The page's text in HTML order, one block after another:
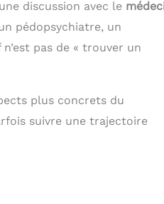
triple
bloque les bruits
tout en
passer les voix
sans l'isoler
sensibles au
et
discussion avec le
pédopsychiatre, un
pas de « trouver un
plus concrets du
suivre une trajectoire